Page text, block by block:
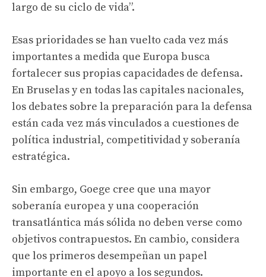
largo de su ciclo de vida”.
Esas prioridades se han vuelto cada vez más
importantes a medida que Europa busca
fortalecer sus propias capacidades de defensa.
En Bruselas y en todas las capitales nacionales,
los debates sobre la preparación para la defensa
están cada vez más vinculados a cuestiones de
política industrial, competitividad y soberanía
estratégica.
Sin embargo, Goege cree que una mayor
soberanía europea y una cooperación
transatlántica más sólida no deben verse como
objetivos contrapuestos. En cambio, considera
que los primeros desempeñan un papel
importante en el apoyo a los segundos.